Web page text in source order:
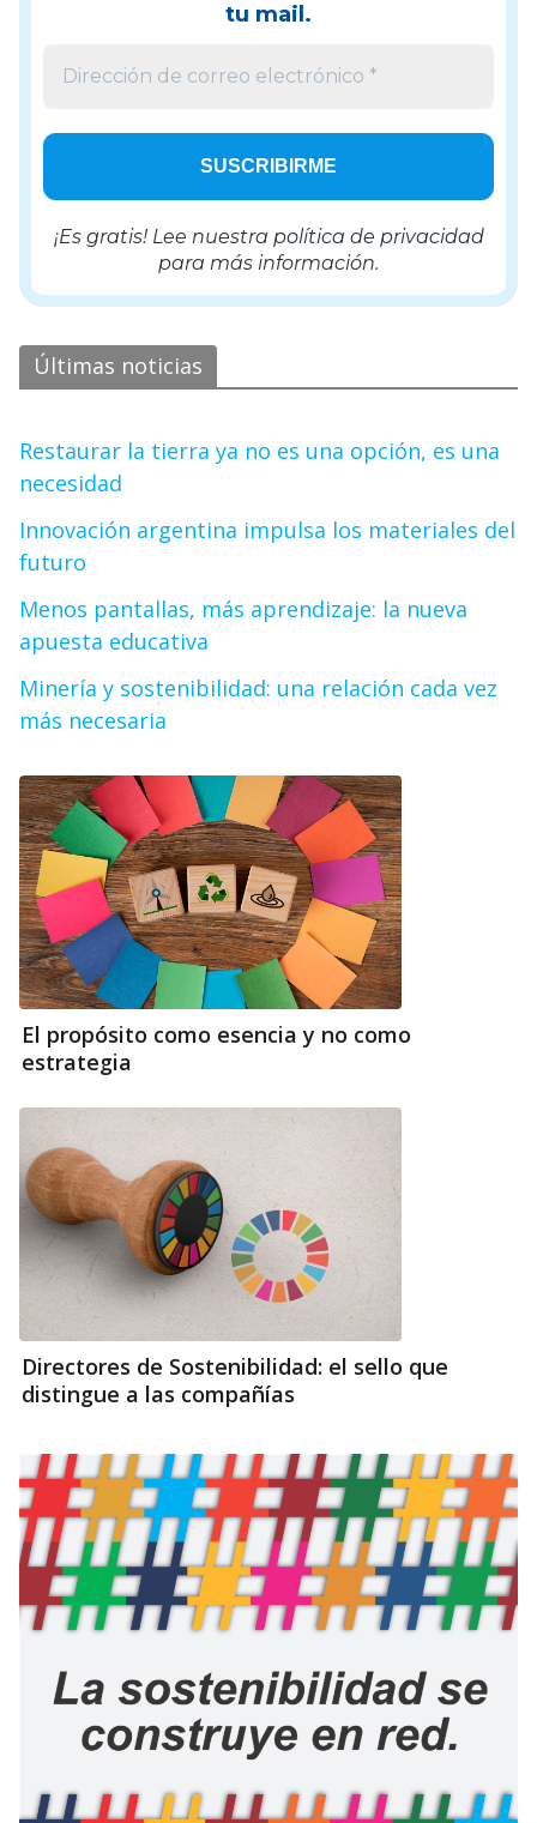
tu mail.
¡Es gratis! Lee nuestra política de privacidad
para más información.
Últimas noticias
Restaurar la tierra ya no es una opción, es una
necesidad
Innovación argentina impulsa los materiales del
futuro
Menos pantallas, más aprendizaje: la nueva
apuesta educativa
Minería y sostenibilidad: una relación cada vez
más necesaria
El propósito como esencia y no como
estrategia
Directores de Sostenibilidad: el sello que
distingue a las compañías